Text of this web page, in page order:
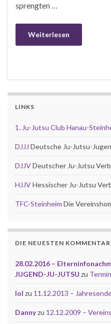
sprengten …
Weiterlesen
LINKS
1. Ju-Jutsu Club Hanau-
DJJJ Deutsche Ju-Jutsu-
DJJVDeutscher Ju-Jutsu
HJJVHessischer Ju-Jutsu
TFC-Steinheim Die
DIE NEUESTEN
28.02.2016 –
JUGEND-JU-JUTSU zu
lol zu 11.12.2013 –
Dannyzu 12.12.2009 –